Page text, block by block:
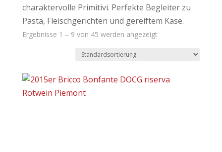
charaktervolle Primitivi. Perfekte Begleiter zu
Pasta, Fleischgerichten und gereiftem Käse.
Ergebnisse 1 – 9 von 45 werden angezeigt